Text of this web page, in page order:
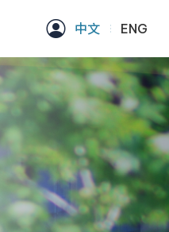
中文 ENG